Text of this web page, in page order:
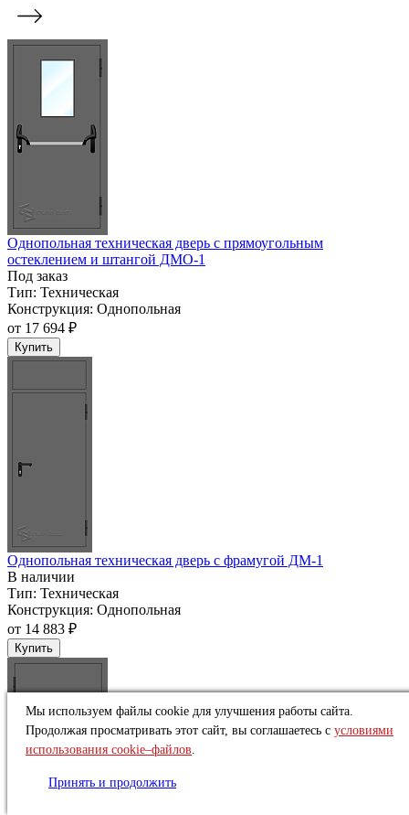
Однопольная техническая дверь с прямоугольным
остеклением и штангой ДМО-1
Под заказ
Тип: Техническая
Конструкция: Однопольная
от 17 694 ₽
Купить
Однопольная техническая дверь c фрамугой ДМ-1
В наличии
Тип: Техническая
Конструкция: Однопольная
от 14 883 ₽
Купить
Мы используем файлы cookie для улучшения работы сайта.
Продолжая просматривать этот сайт, вы соглашаетесь с условиями
использования cookie–файлов.
Принять и продолжить